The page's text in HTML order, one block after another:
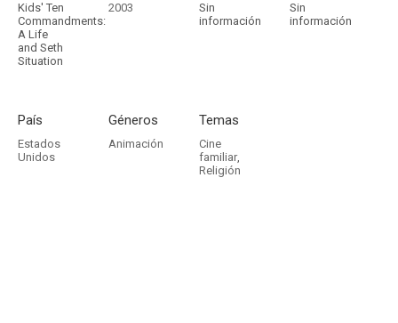
Kids' Ten
Commandments:
A Life
and Seth
Situation
2003
Sin
información
Sin
información
País
Estados
Unidos
Géneros
Animación
Temas
Cine
familiar,
Religión